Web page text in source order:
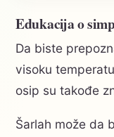
Edukacija o
Da biste
visoku
osip su takođe
Šarlah može da